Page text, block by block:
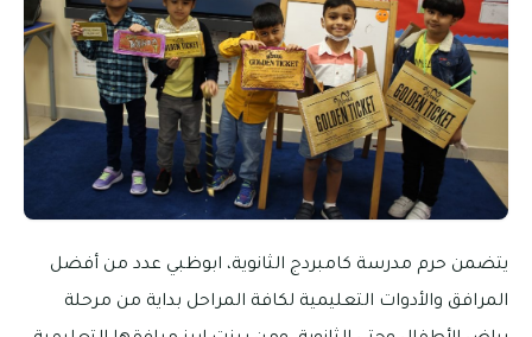
يتضمن حرم مدرسة كامبردج الثانوية، ابوظبي عدد من أفضل
المرافق والأدوات التعليمية لكافة المراحل بداية من مرحلة